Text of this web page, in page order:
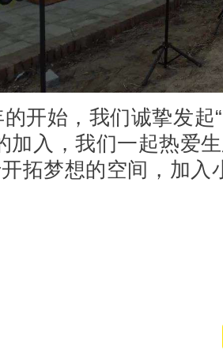
开始，我们诚挚发起“
加入，我们一起热爱
拓梦想的空间，加入